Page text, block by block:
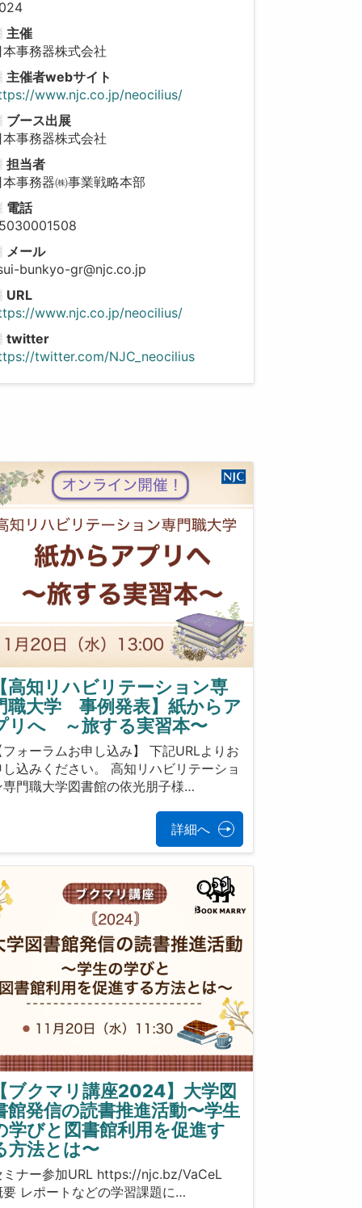
主催
本事務器株式会社
主催者webサイト
www.njc.co.jp/neocilius/
ブース出展
本事務器株式会社
担当者
本事務器㈱事業戦略本部
電話
メール
bunkyo-gr@njc.co.jp
URL
www.njc.co.jp/neocilius/
twitter
twitter.com/NJC_neocilius
高知リハビリテーション専
職大学 事例発表】紙からア
リへ ～旅する実習本〜
フォーラムお申し込み】 下記URLよりお
し込みください。 高知リハビリテーショ
専門職大学図書館の依光朋子様…
詳細へ
ブクマリ講座2024】大学図
館発信の読書推進活動〜学生
学びと図書館利用を促進す
方法とは〜
ミナー参加URL https://njc.bz/VaCeL
要 レポートなどの学習課題に…